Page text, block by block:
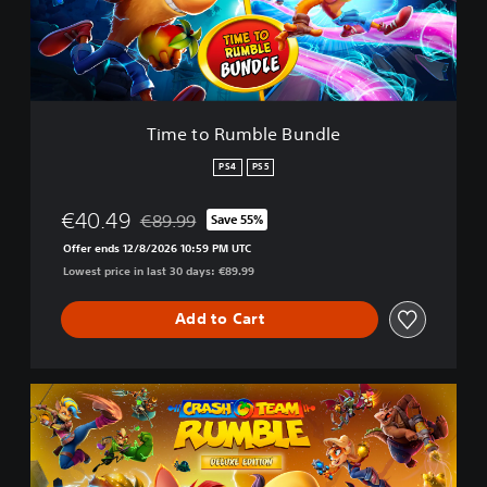
u
m
b
e
Time to Rumble Bundle
PS4 PS5
€40.49 Discounted from original price of €89.99
€89.99 Save 55%
Offer ends 12/8/2026 10:59 PM UTC
Lowest price in last 30 days: €89.99
Add to Cart
e
l
u
x